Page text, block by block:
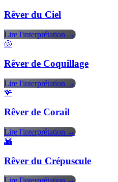
Rêver du Ciel
Lire l'interprétation →
🐚
Rêver de Coquillage
Lire l'interprétation →
🪸
Rêver de Corail
Lire l'interprétation →
🌇
Rêver du Crépuscule